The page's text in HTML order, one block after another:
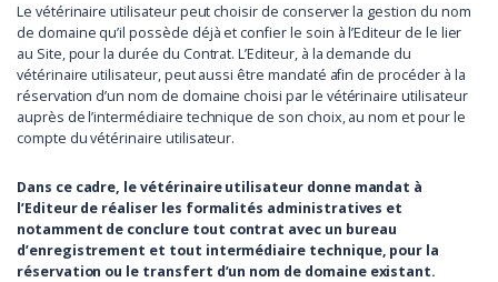
Le vétérinaire utilisateur peut choisir de conserver la gestion du nom
de domaine qu’il possède déjà et confier le soin à l’Editeur de le lier
au Site, pour la durée du Contrat. L’Editeur, à la demande du
vétérinaire utilisateur, peut aussi être mandaté afin de procéder à la
réservation d’un nom de domaine choisi par le vétérinaire utilisateur
auprès de l’intermédiaire technique de son choix, au nom et pour le
compte du vétérinaire utilisateur.
Dans ce cadre, le vétérinaire utilisateur donne mandat à
l’Editeur de réaliser les formalités administratives et
notamment de conclure tout contrat avec un bureau
d’enregistrement et tout intermédiaire technique, pour la
réservation ou le transfert d’un nom de domaine existant.